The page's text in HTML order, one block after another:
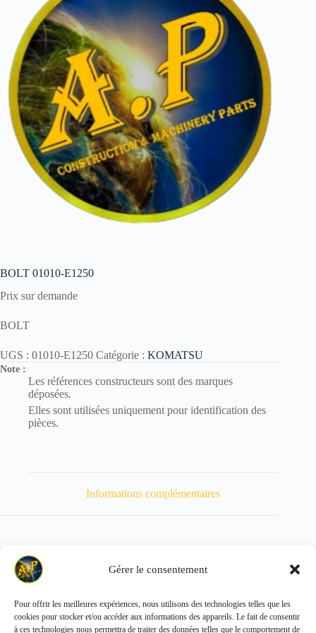
Gérer le consentement
Pour offrir les meilleures expériences, nous utilisons des technologies telles que les
cookies pour stocker et/ou accéder aux informations des appareils. Le fait de consentir
à ces technologies nous permettra de traiter des données telles que le comportement de
BOLT 01010-E1250
Prix sur demande
BOLT
UGS : 01010-E1250 Catégorie : KOMATSU
Note :
Les références constructeurs sont des marques
déposées.
Elles sont utilisées uniquement pour identification des
pièces.
Informations complémentaires
Poids 52 kg
Copyright © 2026 - ALL PARTS FRANCE SAS